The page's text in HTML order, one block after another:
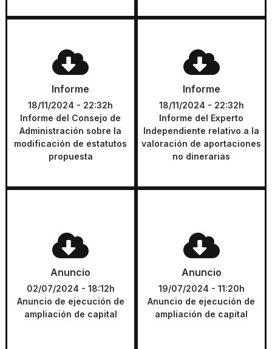
Informe
18/11/2024 - 22:32h
Informe del Consejo de
Administración sobre la
modificación de estatutos
propuesta
Informe
Informe del Consejo de
Administración sobre la
modificación de estatutos
propuesta
DESCARGAR
Informe
18/11/2024 - 22:32h
Informe del Experto
Independiente relativo a la
valoración de aportaciones
no dinerarias
Informe
Informe del Experto
Independiente relativo a la
valoración de aportaciones
no dinerarias
DESCARGAR
Anuncio
02/07/2024 - 18:12h
Anuncio de ejecución de
ampliación de capital
Anuncio
Anuncio de ejecución de
ampliación de capital
DESCARGAR
Anuncio
19/07/2024 - 11:20h
Anuncio de ejecución de
ampliación de capital
Anuncio
Anuncio de ejecución de
ampliación de capital
DESCARGAR